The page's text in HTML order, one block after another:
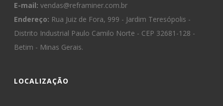
E-mail: vendas@reframiner.com.br
Endereço: Rua Juiz de Fora, 999 - Jardim Teresópolis -
Distrito Industrial Paulo Camilo Norte - CEP 32681-128 -
Betim - Minas Gerais.
LOCALIZAÇÃO